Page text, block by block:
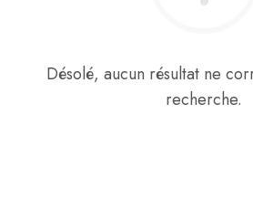
Désolé, aucun résultat ne
recherche.